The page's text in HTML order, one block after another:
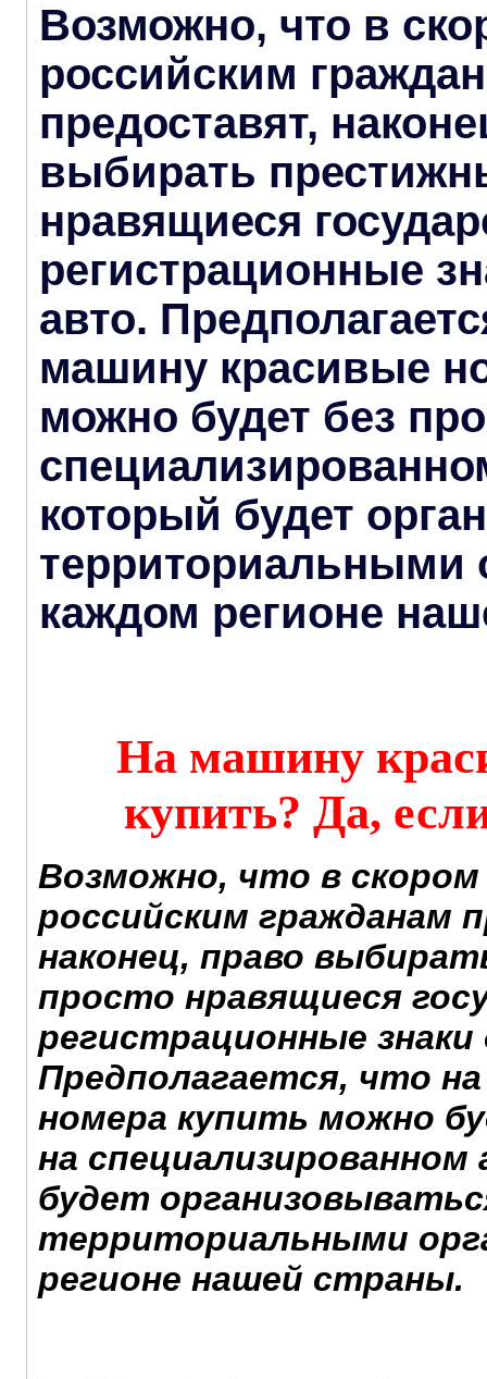
Возможно, что в
российским
предоставят,
выбирать
нравящиеся
регистрационные
авто.
машину красивые
можно будет без
который будет
территориальными
каждом регионе
На машину
купить? Да,
Возможно, что в скором
российским гражданам
наконец, право
просто нравящиеся
регистрационные
Предполагается, что
номера купить можно
на
будет
территориальными
регионе нашей страны.